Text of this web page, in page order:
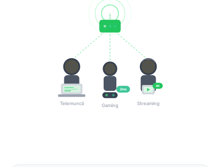
Telemuncă
2ms
Gaming
4K
Streaming